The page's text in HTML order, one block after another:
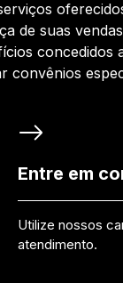
de suas
concedidos
convênios
Entre em
Utilize nossos
atendimento.